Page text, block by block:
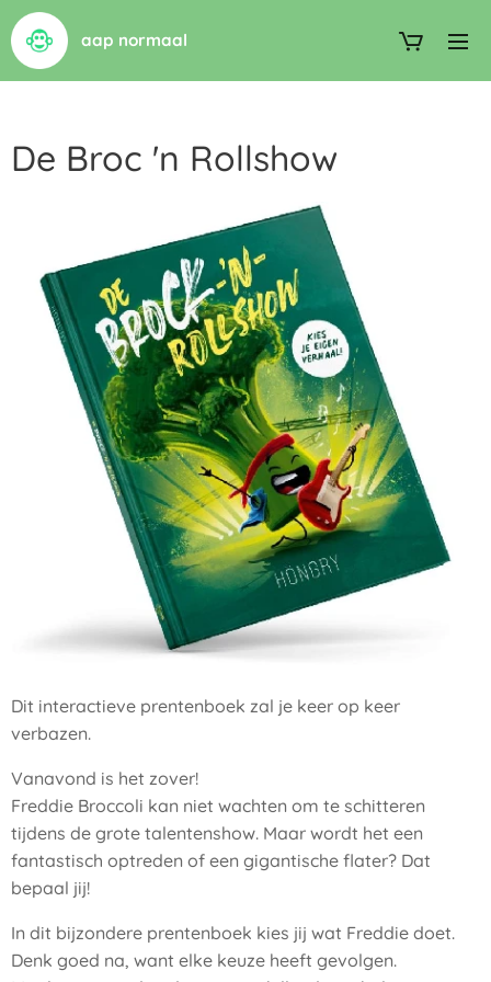
aap normaal
De Broc 'n Rollshow
Dit interactieve prentenboek zal je keer op keer
verbazen.
Vanavond is het zover!
Freddie Broccoli kan niet wachten om te schitteren
tijdens de grote talentenshow. Maar wordt het een
fantastisch optreden of een gigantische flater? Dat
bepaal jij!
In dit bijzondere prentenboek kies jij wat Freddie doet.
Denk goed na, want elke keuze heeft gevolgen.